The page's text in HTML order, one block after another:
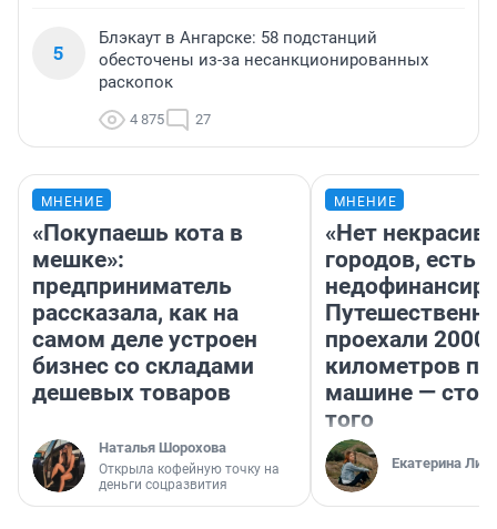
5
Блэкаут в Ангарске: 58 подстанций
обесточены из-за несанкционированных
раскопок
4 875 27
МНЕНИЕ
«Покупаешь кота в
мешке»:
предприниматель
рассказала, как на
самом деле устроен
бизнес со складами
дешевых товаров
Наталья Шорохова
Открыла кофейную точку на
деньги соцразвития
МНЕНИЕ
«Нет
городов, есть
проехали 2000
километров по
машине —
того
Екатерина